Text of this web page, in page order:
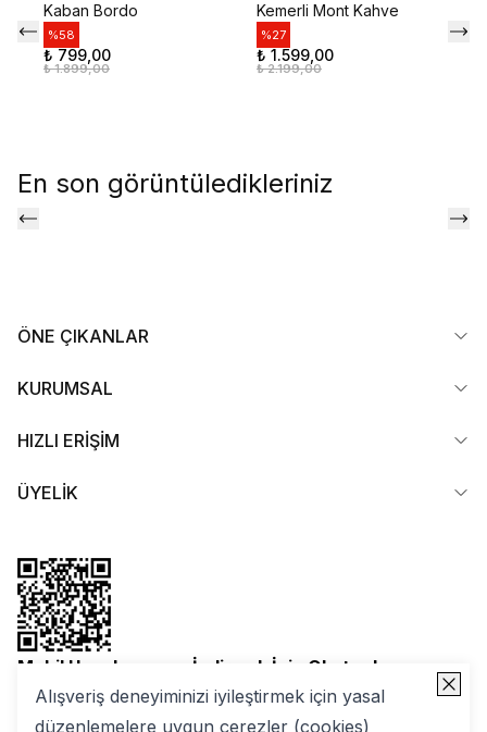
Alışveriş deneyiminizi iyileştirmek için yasal
düzenlemelere uygun çerezler (cookies)
Kaban Bordo
%58
₺ 799,00
₺ 1.899,00
Kemerli Mont Kahve
%27
₺ 1.599,00
₺ 2.199,00
En son görüntüledikleriniz
ÖNE ÇIKANLAR
KURUMSAL
HIZLI ERİŞİM
ÜYELİK
Mobil Uygulamamızı İndirmek İçin Okutun!